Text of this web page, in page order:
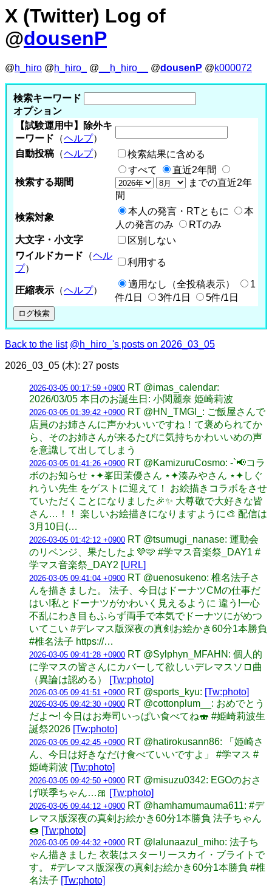
X (Twitter) Log of
@dousenP
@h_hiro @h_hiro_ @ __h_hiro__ @dousenP @k000072
検索キーワード
オプション
【試験運用中】除外キ
ーワード （ヘルプ）
自動投稿 （ヘルプ） 検索結果に含める
検索する期間
すべて
直近2年間
までの直近2年
間
検索対象
本人の発言・RTともに
本
人の発言のみ
RTのみ
大文字・小文字
区別しない
ワイルドカード （ヘル
プ）
利用する
圧縮表示 （ヘルプ）
適用なし（全投稿表示）
1
件/1日
3件/1日 5件/1日
Back to the list @h_hiro_'s posts on 2026_03_05
2026_03_05 (木): 27 posts
2026-03-05 00:17:59 +0900 RT @imas_calendar:
2026/03/05 本日のお誕生日: 小関麗奈 姫崎莉波
2026-03-05 01:39:42 +0900 RT @HN_TMGI_: ご飯屋さんで
店員のお姉さんに声かわいいですね！て褒められてか
ら、そのお姉さんが来るたびに気持ちかわいいめの声
を意識して出してしまう
2026-03-05 01:41:26 +0900 RT @KamizuruCosmo: -`📢コラ
ボのお知らせ ⋆✦峯田茉優さん ⋆✦湊みやさん ⋆✦しぐ
れうい先生 をゲストに迎えて！ お絵描きコラボをさせ
ていただくことになりました🎉✨ 大尊敬で大好きな皆
さん…！！ 楽しいお絵描きになりますように🎨 配信は
3月10日(…
2026-03-05 01:42:12 +0900 RT @tsumugi_nanase: 運動会
のリベンジ、果たしたよ💜🩷 #学マス音楽祭_DAY1 #
学マス音楽祭_DAY2 [URL]
2026-03-05 09:41:04 +0900 RT @uenosukeno: 椎名法子さ
んを描きました。 法子、今日はドーナツCMの仕事だ
はい!私とドーナツがかわいく見えるように 違う!一心
不乱にわき目もふらず両手で本気でドーナツにがめつ
いてこい #デレマス版深夜の真剣お絵かき60分1本勝負
#椎名法子 https://…
2026-03-05 09:41:28 +0900 RT @Sylphyn_MFAHN: 個人的
に学マスの皆さんにカバーして欲しいデレマスソロ曲
（異論は認める）
[Tw:photo]
2026-03-05 09:41:51 +0900 RT @sports_kyu: [Tw:photo]
2026-03-05 09:42:30 +0900 RT @cottonplum__: おめでとう
だよ〜! 今日はお寿司いっぱい食べてね🍣 #姫崎莉波生
誕祭2026 [Tw:photo]
2026-03-05 09:42:45 +0900 RT @hatirokusann86: 「姫崎さ
ん、今日は好きなだけ食べていいですよ」 #学マス #
姫崎莉波 [Tw:photo]
2026-03-05 09:42:50 +0900 RT @misuzu0342: EGOのおさ
げ咲季ちゃん…🎀 [Tw:photo]
2026-03-05 09:44:12 +0900 RT @hamhamumauma611: #デ
レマス版深夜の真剣お絵かき60分1本勝負 法子ちゃん
🍩 [Tw:photo]
2026-03-05 09:44:32 +0900 RT @lalunaazul_miho: 法子ち
ゃん描きました 衣装はスターリースカイ・ブライトで
す。 #デレマス版深夜の真剣お絵かき60分1本勝負 #椎
名法子 [Tw:photo]